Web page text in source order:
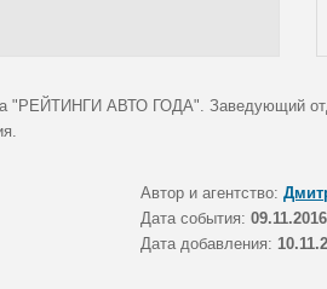
"РЕЙТИНГИ АВТО ГОДА". Заведующий
Автор и агентство:
Дата события: 09.11.2016
Дата добавления: